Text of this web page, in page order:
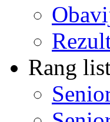
Rang